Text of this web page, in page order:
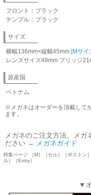
フロント：ブラック
テンプル：ブラック
サイズ
横幅136mm×縦幅45mm [Mサイ
レンズサイズ49mm ブリッジ
原産国
ベトナム
※メガネはオーダーを頂戴して
ます。
メガネのご注文方法、メガ
ださい →
メガネガイド
特集ページ ［M］［セル］［ボストン
ル］［Entry］
▼